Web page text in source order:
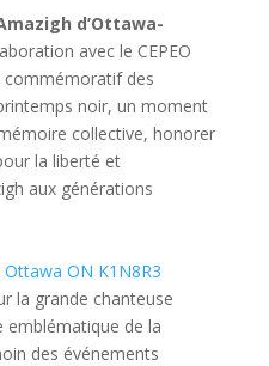
d’Ottawa-
avec le CEPEO
commémoratif des
noir, un moment
collective, honorer
la liberté et
aux générations
ON K1N8R3
la grande chanteuse
emblématique de la
des événements